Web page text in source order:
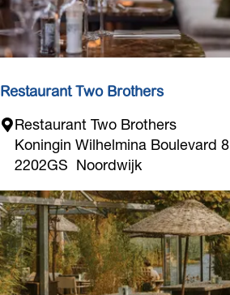
j
d
e
e
e
n
g
Restaurant Two Brothers
R
a
u
r
a
n
Restaurant Two Brothers
Koningin Wilhelmina Boulevard 8
2202GS Noordwijk